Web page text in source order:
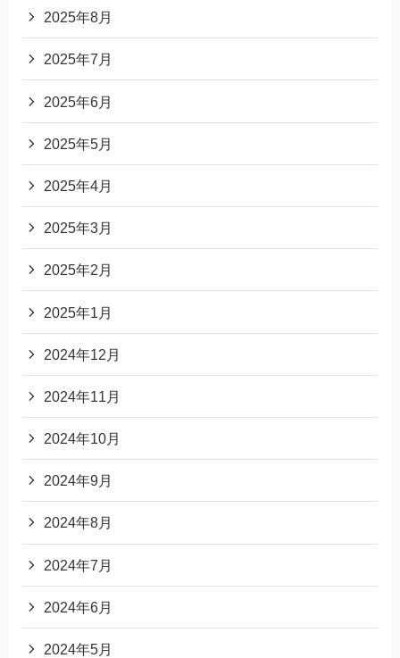
2025年8月
2025年7月
2025年6月
2025年5月
2025年4月
2025年3月
2025年2月
2025年1月
2024年12月
2024年11月
2024年10月
2024年9月
2024年8月
2024年7月
2024年6月
2024年5月